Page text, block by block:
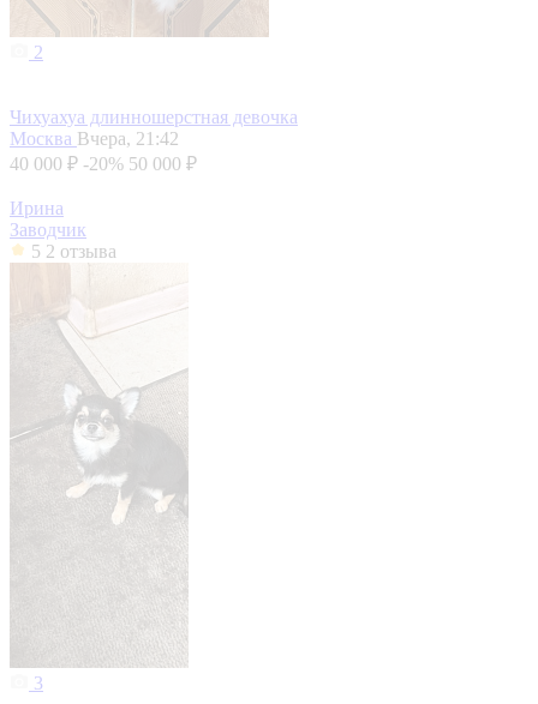
2
Чихуахуа длинношерстная девочка
Москва Вчера, 21:42
40 000 ₽ -20% 50 000 ₽
Ирина
Заводчик
5 2 отзыва
3